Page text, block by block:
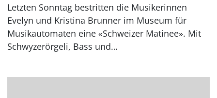
Letzten Sonntag bestritten die Musikerinnen
Evelyn und Kristina Brunner im Museum für
Musikautomaten eine «Schweizer Matinee». Mit
Schwyzerörgeli, Bass und…